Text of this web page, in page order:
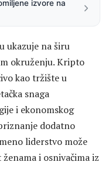
izvore na
ukazuje na širu
okruženju. Kripto
kao tržište u
snaga
i ekonomskog
dodatno
liderstvo može
i osnivačima iz